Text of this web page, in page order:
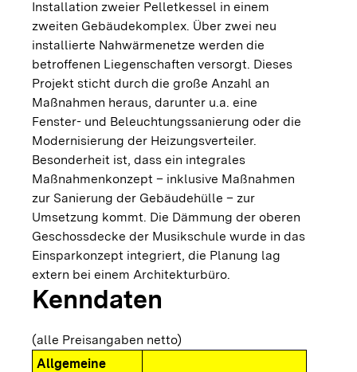
Installation zweier Pelletkessel in einem
zweiten Gebäudekomplex. Über zwei neu
installierte Nahwärmenetze werden die
betroffenen Liegenschaften versorgt. Dieses
Projekt sticht durch die große Anzahl an
Maßnahmen heraus, darunter u.a. eine
Fenster- und Beleuchtungssanierung oder die
Modernisierung der Heizungsverteiler.
Besonderheit ist, dass ein integrales
Maßnahmenkonzept – inklusive Maßnahmen
zur Sanierung der Gebäudehülle – zur
Umsetzung kommt. Die Dämmung der oberen
Geschossdecke der Musikschule wurde in das
Einsparkonzept integriert, die Planung lag
extern bei einem Architekturbüro.
Kenndaten
(alle Preisangaben netto)
Allgemeine